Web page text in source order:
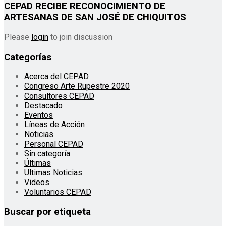
CEPAD RECIBE RECONOCIMIENTO DE
ARTESANAS DE SAN JOSÉ DE CHIQUITOS
Please login to join discussion
Categorías
Acerca del CEPAD
Congreso Arte Rupestre 2020
Consultores CEPAD
Destacado
Eventos
Líneas de Acción
Noticias
Personal CEPAD
Sin categoría
Últimas
Ultimas Noticias
Videos
Voluntarios CEPAD
Buscar por etiqueta